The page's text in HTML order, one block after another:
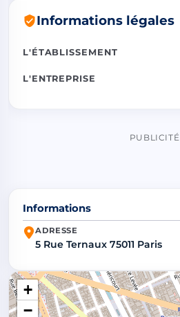
Informations légales
L'ÉTABLISSEMENT
L'ENTREPRISE
PUBLICITÉ
Informations
ADRESSE
5 Rue Ternaux 75011 Paris
+
−